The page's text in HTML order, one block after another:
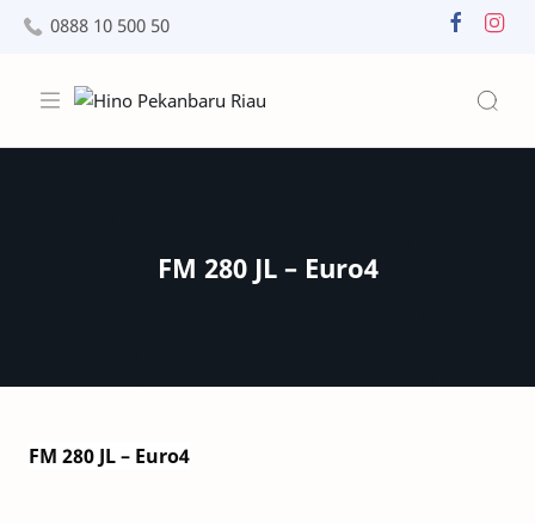
0888 10 500 50
FM 280 JL – Euro4
FM 280 JL – Euro4